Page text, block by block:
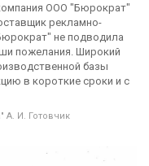
ООО "Бюрократ"
рекламно-
не подводила
пожелания. Широкий
базы
в короткие сроки и с
А. И. Готовчик